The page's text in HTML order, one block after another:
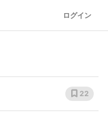
ログイン
22